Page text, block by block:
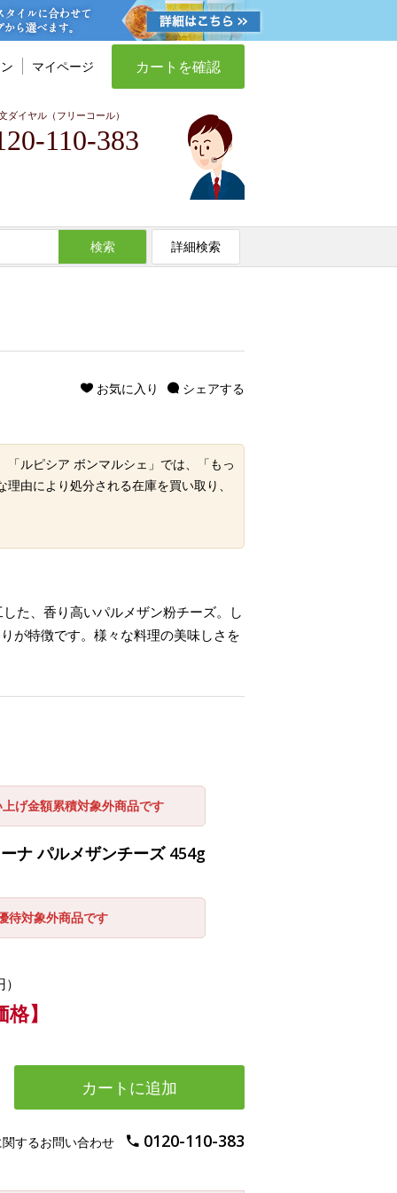
マイページ カートを確認
ダイヤル（フリーコール）
110-383
検索 詳細検索
シェアする
お気に入り
ルピシア ボンマルシェ」では、「もっ
由により処分される在庫を買い取り、
た、香り高いパルメザン粉チーズ。し
が特徴です。様々な料理の美味しさを
げ金額累積対象外商品です
ナ パルメザンチーズ 454g
待対象外商品です
】
カートに追加
するお問い合わせ 0120-110-383